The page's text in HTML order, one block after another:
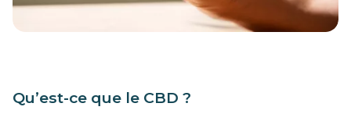
Qu’est-ce que le CBD ?